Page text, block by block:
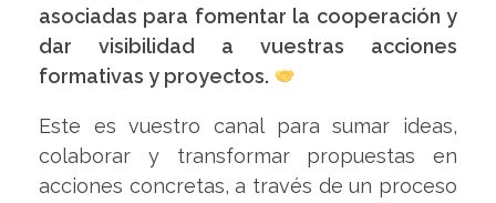
asociadas para fomentar la cooperación y
dar visibilidad a vuestras acciones
formativas y proyectos.
Este es vuestro canal para sumar ideas,
colaborar y transformar propuestas en
acciones concretas, a través de un proceso